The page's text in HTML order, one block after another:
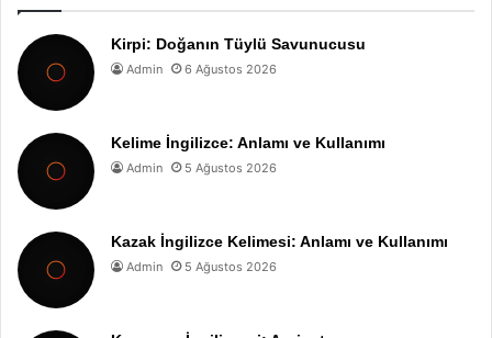
Kirpi: Doğanın Tüylü Savunucusu
Admin 6 Ağustos 2026
Kelime İngilizce: Anlamı ve Kullanımı
Admin 5 Ağustos 2026
Kazak İngilizce Kelimesi: Anlamı ve Kullanımı
Admin 5 Ağustos 2026